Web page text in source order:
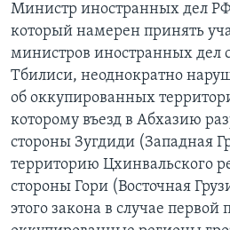
Министр иностранных дел
который намерен принять
министров иностранных дел
Тбилиси, неоднократно
об оккупированных
которому въезд в Абхазию
стороны Зугдиди (Западная
территорию Цхинвальского
стороны Гори (Восточная
этого закона в случае первой